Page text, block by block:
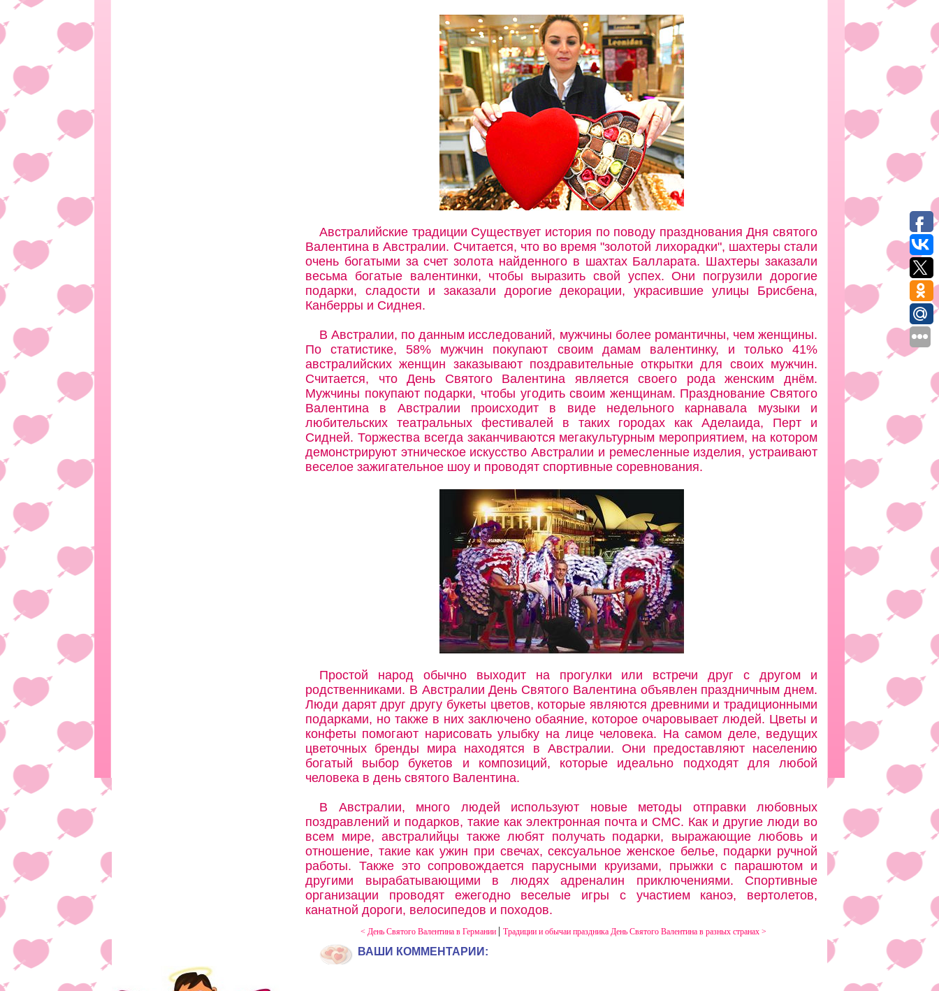
Австралийские традиции Существует история по поводу празднования Дня святого
Валентина в Австралии. Считается, что во время "золотой лихорадки", шахтеры стали
очень богатыми за счет золота найденного в шахтах Балларата. Шахтеры заказали
весьма богатые валентинки, чтобы выразить свой успех. Они погрузили дорогие
подарки, сладости и заказали дорогие декорации, украсившие улицы Брисбена,
Канберры и Сиднея.
В Австралии, по данным исследований, мужчины более романтичны, чем женщины.
По статистике, 58% мужчин покупают своим дамам валентинку, и только 41%
австралийских женщин заказывают поздравительные открытки для своих мужчин.
Считается, что День Святого Валентина является своего рода женским днём.
Мужчины покупают подарки, чтобы угодить своим женщинам. Празднование Святого
Валентина в Австралии происходит в виде недельного карнавала музыки и
любительских театральных фестивалей в таких городах как Аделаида, Перт и
Сидней. Торжества всегда заканчиваются мегакультурным мероприятием, на котором
демонстрируют этническое искусство Австралии и ремесленные изделия, устраивают
веселое зажигательное шоу и проводят спортивные соревнования.
Простой народ обычно выходит на прогулки или встречи друг с другом и
родственниками. В Австралии День Святого Валентина объявлен праздничным днем.
Люди дарят друг другу букеты цветов, которые являются древними и традиционными
подарками, но также в них заключено обаяние, которое очаровывает людей. Цветы и
конфеты помогают нарисовать улыбку на лице человека. На самом деле, ведущих
цветочных бренды мира находятся в Австралии. Они предоставляют населению
богатый выбор букетов и композиций, которые идеально подходят для любой
человека в день святого Валентина.
В Австралии, много людей используют новые методы отправки любовных
поздравлений и подарков, такие как электронная почта и СМС. Как и другие люди во
всем мире, австралийцы также любят получать подарки, выражающие любовь и
отношение, такие как ужин при свечах, сексуальное женское белье, подарки ручной
работы. Также это сопровождается парусными круизами, прыжки с парашютом и
другими вырабатывающими в людях адреналин приключениями. Спортивные
организации проводят ежегодно веселые игры с участием каноэ, вертолетов,
канатной дороги, велосипедов и походов.
< День Святого Валентина в Германии | Традиции и обычаи праздника День Святого Валентина в разных странах >
ВАШИ КОММЕНТАРИИ: